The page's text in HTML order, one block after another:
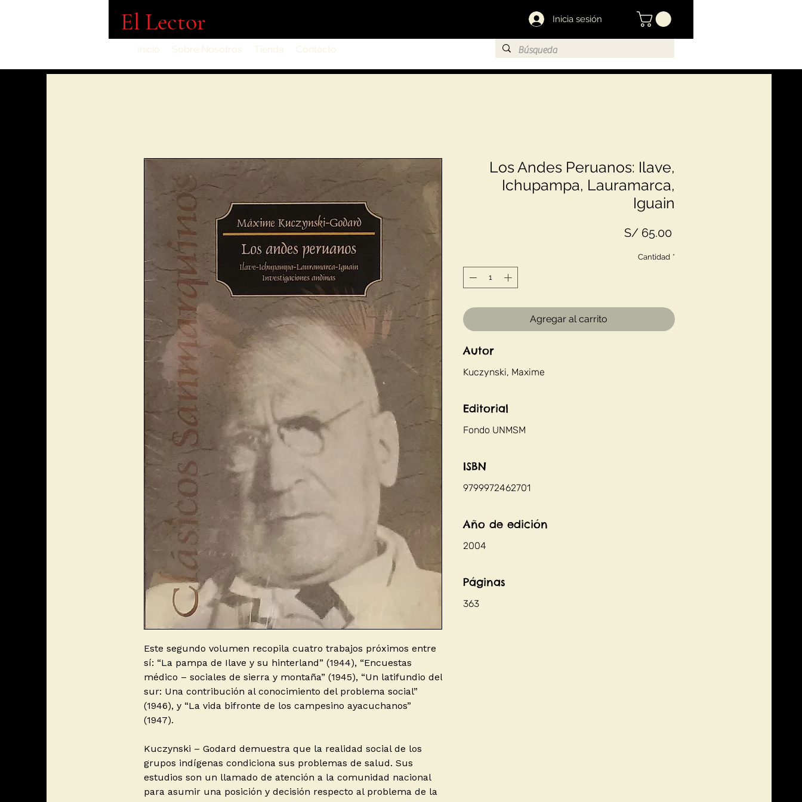
El Lector Inicia sesión
Inicio Sobre Nosotros Tienda Contacto
Este segundo volumen recopila cuatro trabajos próximos entre
sí: “La pampa de Ilave y su hinterland” (1944), “Encuestas
médico – sociales de sierra y montaña” (1945), “Un latifundio del
sur: Una contribución al conocimiento del problema social”
(1946), y “La vida bifronte de los campesino ayacuchanos”
(1947).
Kuczynski – Godard demuestra que la realidad social de los
grupos indígenas condiciona sus problemas de salud. Sus
estudios son un llamado de atención a la comunidad nacional
para asumir una posición y decisión respecto al problema de la
Los Andes Peruanos: Ilave,
Ichupampa, Lauramarca,
Iguain
S/ 65.00Precio
Cantidad *
Agregar al carrito
Autor
Kuczynski, Maxime
Editorial
Fondo UNMSM
ISBN
9799972462701
Año de edición
2004
Páginas
363